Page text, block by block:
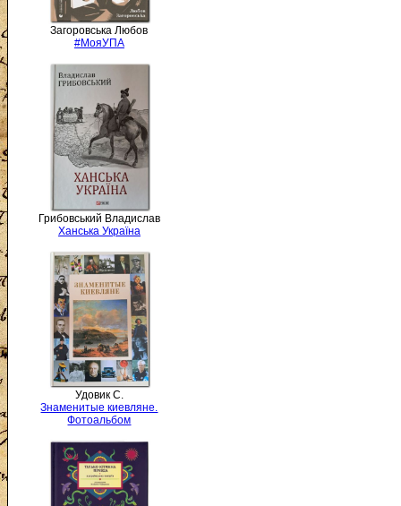
Загоровська Любов
#МояУПА
Грибовський Владислав
Ханська Україна
Удовик С.
Знаменитые киевляне.
Фотоальбом